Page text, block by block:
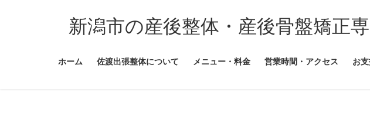
新潟市の産後整体・産後骨盤矯正
ホーム 佐渡出張整体について メニュー・料金 営業時間・アクセス お